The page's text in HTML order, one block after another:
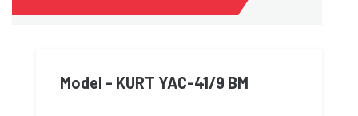
Model - KURT YAC-41/9 BM